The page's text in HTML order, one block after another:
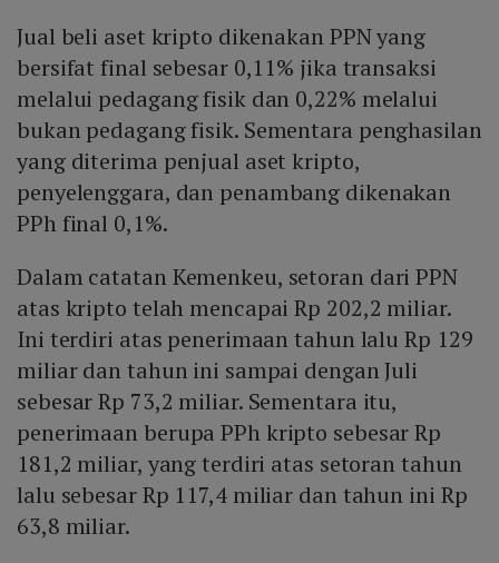
Jual beli aset kripto dikenakan PPN yang
bersifat final sebesar 0,11% jika transaksi
melalui pedagang fisik dan 0,22% melalui
bukan pedagang fisik. Sementara penghasilan
yang diterima penjual aset kripto,
penyelenggara, dan penambang dikenakan
PPh final 0,1%.
Dalam catatan Kemenkeu, setoran dari PPN
atas kripto telah mencapai Rp 202,2 miliar.
Ini terdiri atas penerimaan tahun lalu Rp 129
miliar dan tahun ini sampai dengan Juli
sebesar Rp 73,2 miliar. Sementara itu,
penerimaan berupa PPh kripto sebesar Rp
181,2 miliar, yang terdiri atas setoran tahun
lalu sebesar Rp 117,4 miliar dan tahun ini Rp
63,8 miliar.